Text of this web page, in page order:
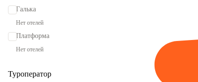
Галька
Нет отелей
Платформа
Нет отелей
Туроператор